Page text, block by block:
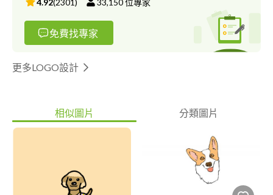
33,150位專家
免費找專家
更多LOGO設計
相似圖片 分類圖片